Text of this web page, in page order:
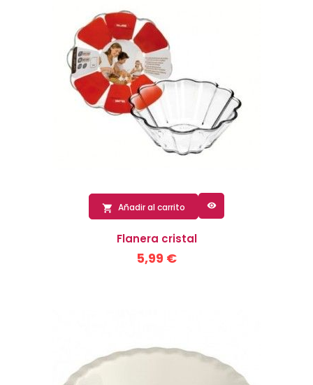
 Añadir al carrito 
Flanera cristal
5,99 €